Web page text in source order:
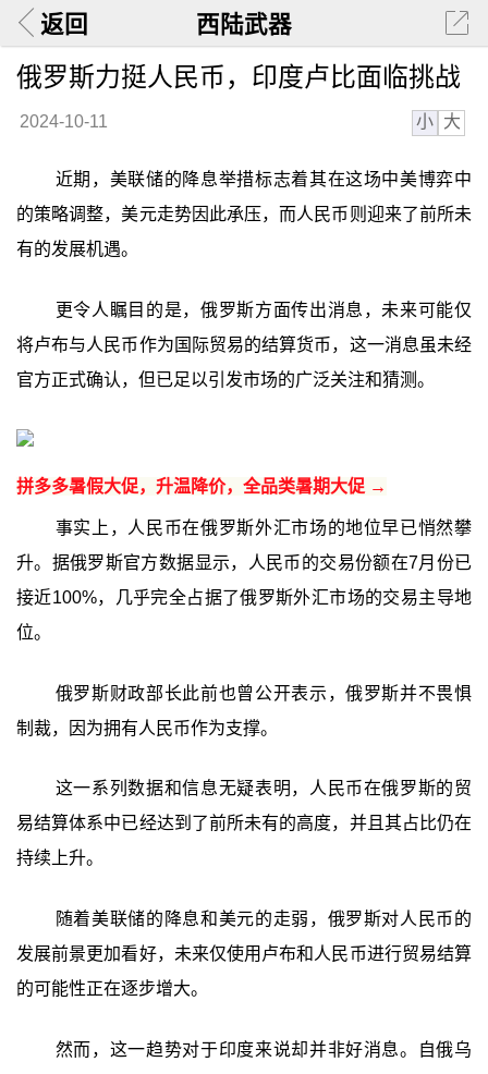
返回 西陆武器
俄罗斯力挺人民币，印度卢比面临挑战
2024-10-11 小 大
近期，美联储的降息举措标志着其在这场中美博弈中
的策略调整，美元走势因此承压，而人民币则迎来了前所未
有的发展机遇。
更令人瞩目的是，俄罗斯方面传出消息，未来可能仅
将卢布与人民币作为国际贸易的结算货币，这一消息虽未经
官方正式确认，但已足以引发市场的广泛关注和猜测。
拼多多暑假大促，升温降价，全品类暑期大促 →
事实上，人民币在俄罗斯外汇市场的地位早已悄然攀
升。据俄罗斯官方数据显示，人民币的交易份额在7月份已
接近100%，几乎完全占据了俄罗斯外汇市场的交易主导地
位。
俄罗斯财政部长此前也曾公开表示，俄罗斯并不畏惧
制裁，因为拥有人民币作为支撑。
这一系列数据和信息无疑表明，人民币在俄罗斯的贸
易结算体系中已经达到了前所未有的高度，并且其占比仍在
持续上升。
随着美联储的降息和美元的走弱，俄罗斯对人民币的
发展前景更加看好，未来仅使用卢布和人民币进行贸易结算
的可能性正在逐步增大。
然而，这一趋势对于印度来说却并非好消息。自俄乌